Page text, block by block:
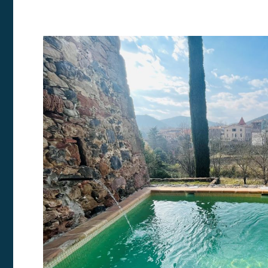
Aquest
millorar
de les
desitja,
compte
La
de